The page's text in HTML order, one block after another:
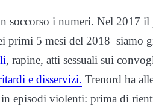
soccorso i numeri. Nel 2017 il
primi 5 mesi del 2018 siamo
, rapine, atti sessuali sui
e disservizi. Trenord ha
episodi violenti: prima di